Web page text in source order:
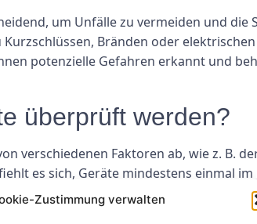
Zustimmung verwalten
um Unfälle zu vermeiden und die
Bränden oder
potenzielle Gefahren erkannt und
überprüft werden?
verschiedenen Faktoren ab, wie z. B.
es sich, Geräte mindestens einmal
Baustellen oder Fabriken, sollten
entsprechen.